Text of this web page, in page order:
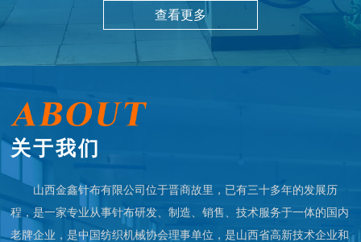
查看更多
关于我们
山西金鑫针布有限公司位于晋商故里，已有三十多年的发展历
程，是一家专业从事针布研发、制造、销售、技术服务于一体的国内
老牌企业，是中国纺织机械协会理事单位，是山西省高新技术企业和